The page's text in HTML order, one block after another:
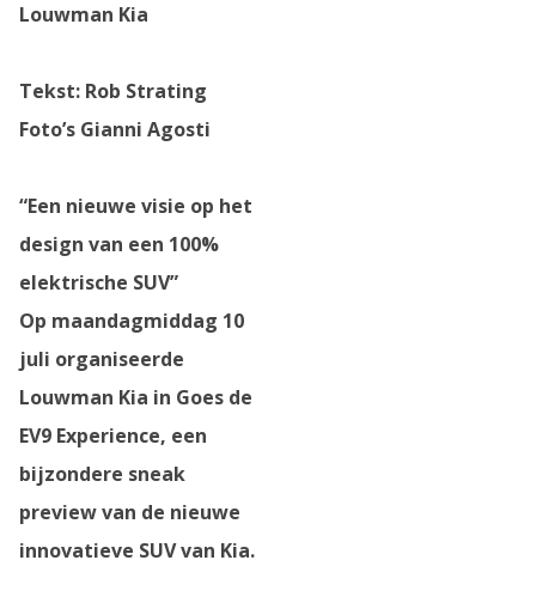
Louwman Kia
Tekst: Rob Strating
Foto’s Gianni Agosti
“Een nieuwe visie op het
design van een 100%
elektrische SUV”
Op maandagmiddag 10
juli organiseerde
Louwman Kia in Goes de
EV9 Experience, een
bijzondere sneak
preview van de nieuwe
innovatieve SUV van Kia.